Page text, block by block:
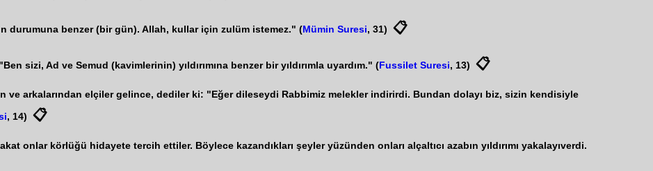
durumuna benzer (bir gün). Allah, kullar için zulüm istemez." (Mümin Suresi, 31) 📋
sizi, Ad ve Semud (kavimlerinin) yıldırımına benzer bir yıldırımla uyardım." (Fussilet Suresi, 13) 📋
ve arkalarından elçiler gelince, dediler ki: "Eğer dileseydi Rabbimiz melekler indirirdi. Bundan dolayı biz, sizin kendisiyle
, 14) 📋
onlar körlüğü hidayete tercih ettiler. Böylece kazandıkları şeyler yüzünden onları alçaltıcı azabın yıldırımı yakalayıverdi.